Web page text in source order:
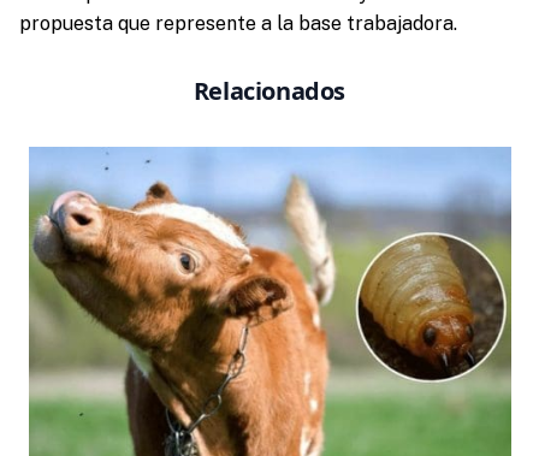
propuesta que represente a la base trabajadora.
Relacionados